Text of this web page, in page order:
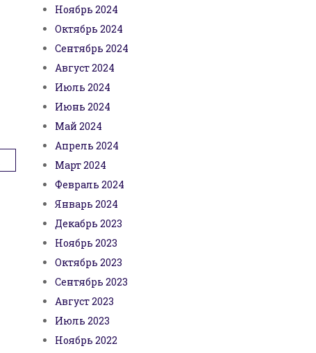
Ноябрь 2024
Октябрь 2024
Сентябрь 2024
Август 2024
Июль 2024
Июнь 2024
Май 2024
Апрель 2024
Март 2024
Февраль 2024
Январь 2024
Декабрь 2023
Ноябрь 2023
Октябрь 2023
Сентябрь 2023
Август 2023
Июль 2023
Ноябрь 2022